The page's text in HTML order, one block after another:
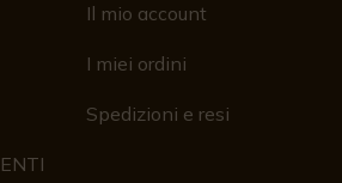
Il mio account
I miei ordini
Spedizioni e resi